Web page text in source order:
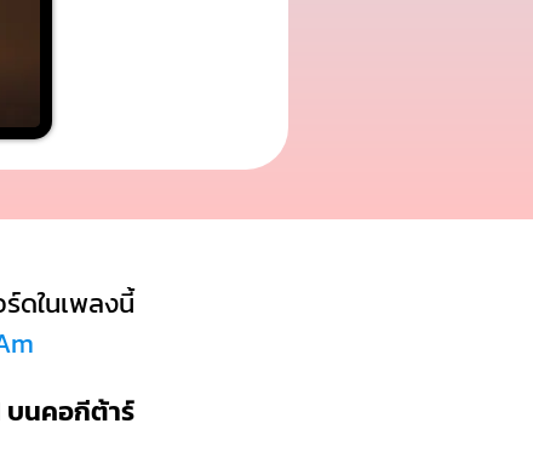
ดในเพลงนี้
บนคอกีต้าร์